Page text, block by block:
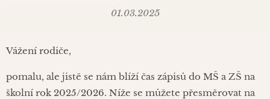
01.03.2025
Vážení rodiče,
pomalu, ale jistě se nám blíží čas zápisů do MŠ a ZŠ na
školní rok 2025/2026. Níže se můžete přesměrovat na